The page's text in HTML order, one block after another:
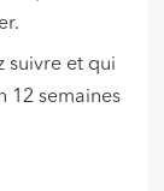
suivre et qui
12 semaines